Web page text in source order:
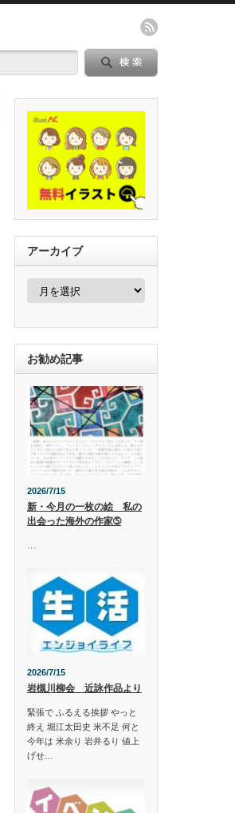
アーカイブ
お勧め記事
2026/7/15
新・今月の一枚の絵 私の
出会った海外の作家➄
2026/7/15
岩槻川柳会 近詠作品より
緊張で ふるえる挨拶 やっと
終え 堀江太田史 米不足 何と
今年は 米余り 岩井るり 値上
げせ…